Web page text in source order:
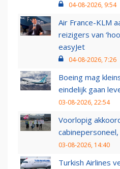
04-08-2026, 9:54
Air France-KLM
reizigers van
easyJet
04-08-2026, 7:26
Boeing mag
eindelijk gaan
03-08-2026, 22:54
Voorlopig
03-08-2026, 14:40
Turkish Airlines